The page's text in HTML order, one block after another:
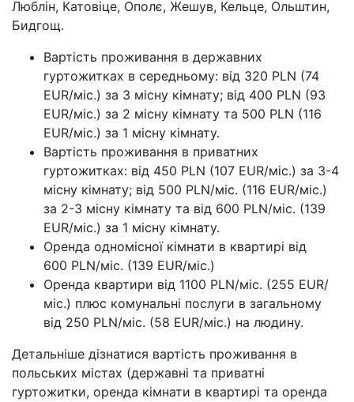
Люблін, Катовіце, Ополє, Жешув, Кельце, Ольштин,
Бидгощ.
Вартість проживання в державних
гуртожитках в середньому: від 320 PLN (74
EUR/міс.) за 3 місну кімнату; від 400 PLN (93
EUR/міс.) за 2 місну кімнату та 500 PLN (116
EUR/міс.) за 1 місну кімнату.
Вартість проживання в приватних
гуртожитках: від 450 PLN (107 EUR/міс.) за 3-4
місну кімнату; від 500 PLN/міс. (116 EUR/міс.)
за 2-3 місну кімнату та від 600 PLN/міс. (139
EUR/міс.) за 1 місну кімнату.
Оренда одномісної кімнати в квартирі від
600 PLN/міс. (139 EUR/міс.)
Оренда квартири від 1100 PLN/міс. (255 EUR/
міс.) плюс комунальні послуги в загальному
від 250 PLN/міс. (58 EUR/міс.) на людину.
Детальніше дізнатися вартість проживання в
польських містах (державні та приватні
гуртожитки, оренда кімнати в квартирі та оренда